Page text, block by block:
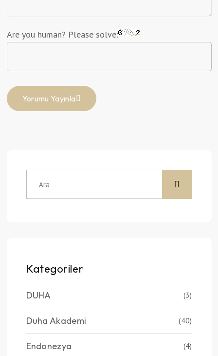
Are you human? Please solve:
Yorumu Yayınla
Kategoriler
DUHA (3)
Duha Akademi (40)
Endonezya (4)